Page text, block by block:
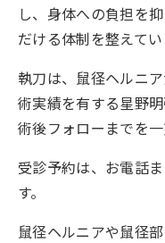
し、身体への負担を
だける体制を整えてい
執刀は、鼠径ヘルニ
術実績を有する星野
術後フォローまでを一
受診予約は、お電話
す。
鼠径ヘルニアや鼠径